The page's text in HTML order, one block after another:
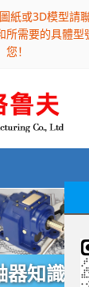
紙或3D模型請
需要的具體
您！
器知識